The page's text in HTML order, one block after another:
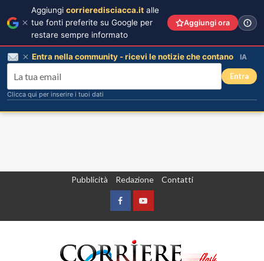
Pubblicità Redazione Contatti
FacebookYountube
Aggiungi corrieredisciacca.it alle
tue fonti preferite su Google per
restare sempre informato
Aggiungi ora
Entra nella community - ricevi le notizie che contano IA
Entra
Clicca qui per inserire i tuoi dati